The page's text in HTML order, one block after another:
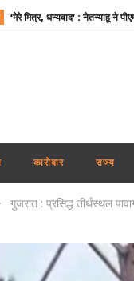
कारोबार राज्य
गुजरात : प्रसिद्ध तीर्थस्थल